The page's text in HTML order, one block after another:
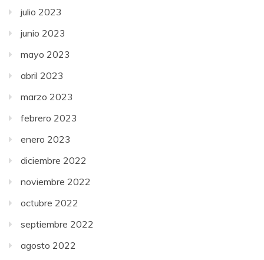
julio 2023
junio 2023
mayo 2023
abril 2023
marzo 2023
febrero 2023
enero 2023
diciembre 2022
noviembre 2022
octubre 2022
septiembre 2022
agosto 2022